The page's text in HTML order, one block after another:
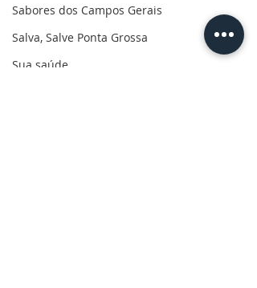
Sabores dos Campos Gerais
Salva, Salve Ponta Grossa
Sua saúde